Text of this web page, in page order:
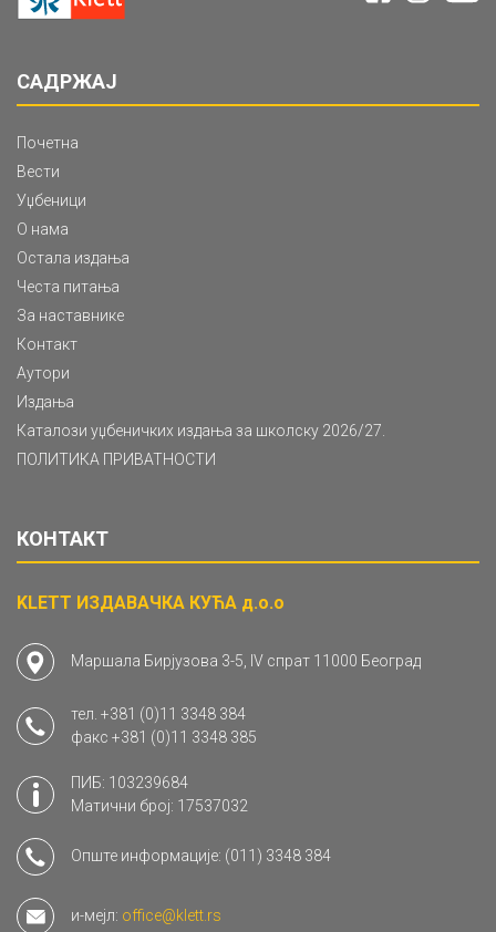
САДРЖАЈ
Почетна
Вести
Уџбеници
О нама
Остала издања
Честа питања
За наставнике
Контакт
Аутори
Издања
Каталози уџбеничких издања за школску 2026/27.
ПОЛИТИКА ПРИВАТНОСТИ
КОНТАКТ
KLETT ИЗДАВАЧКА КУЋА д.о.о
Маршала Бирјузова 3-5, IV спрат 11000 Београд
тел. +381 (0)11 3348 384
факс +381 (0)11 3348 385
ПИБ: 103239684
Матични број: 17537032
Опште информације: (011) 3348 384
и-мејл: office@klett.rs